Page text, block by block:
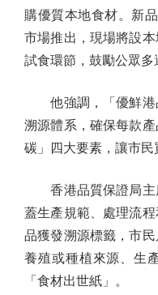
購優質本地食材。新
市場推出，現場將設
試食環節，鼓勵公眾多
他強調，「優鮮港
溯源體系，確保每款
碳」四大要素，讓市民
香港品質保證局主
蓋生產規範、處理流
品獲發溯源標籤，市
養殖或種植來源、生
「食材出世紙」。